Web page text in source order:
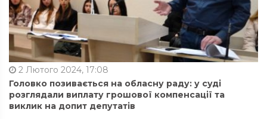
2 Лютого 2024, 17:08
Головко позивається на обласну раду: у суді
розглядали виплату грошової компенсації та
виклик на допит депутатів